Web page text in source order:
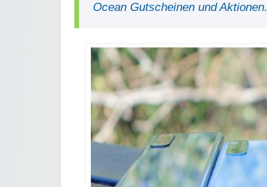
Ocean Gutscheinen und Aktionen.